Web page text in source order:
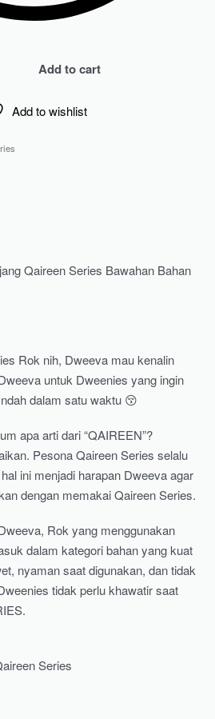
Add to cart
Add to wishlist
Qaireen Series Bawahan Bahan
Rok nih, Dweeva mau kenalin
untuk Dweenies yang ingin
dalam satu waktu 😚
apa arti dari “QAIREEN”?
Pesona Qaireen Series selalu
ini menjadi harapan Dweeva agar
dengan memakai Qaireen Series.
Rok yang menggunakan
dalam kategori bahan yang kuat
nyaman saat digunakan, dan tidak
tidak perlu khawatir saat
Series